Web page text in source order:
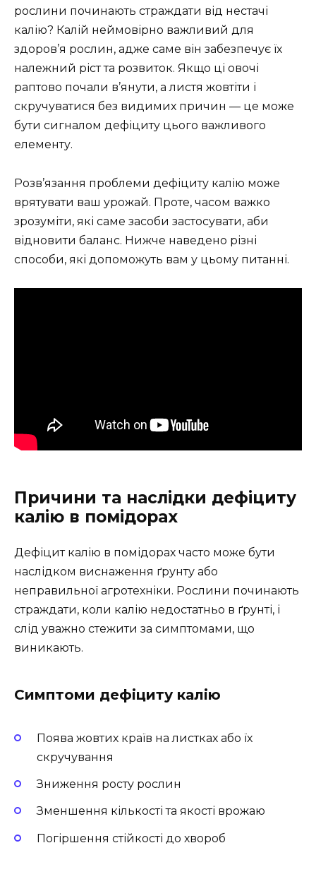
рослини починають страждати від нестачі
калію? Калій неймовірно важливий для
здоров’я рослин, адже саме він забезпечує їх
належний ріст та розвиток. Якщо ці овочі
раптово почали в’янути, а листя жовтіти і
скручуватися без видимих причин — це може
бути сигналом дефіциту цього важливого
елементу.
Розв’язання проблеми дефіциту калію може
врятувати ваш урожай. Проте, часом важко
зрозуміти, які саме засоби застосувати, аби
відновити баланс. Нижче наведено різні
способи, які допоможуть вам у цьому питанні.
Причини та наслідки дефіциту
калію в помідорах
Дефіцит калію в помідорах часто може бути
наслідком виснаження ґрунту або
неправильної агротехніки. Рослини починають
страждати, коли калію недостатньо в ґрунті, і
слід уважно стежити за симптомами, що
виникають.
Симптоми дефіциту калію
Поява жовтих країв на листках або їх
скручування
Зниження росту рослин
Зменшення кількості та якості врожаю
Погіршення стійкості до хвороб